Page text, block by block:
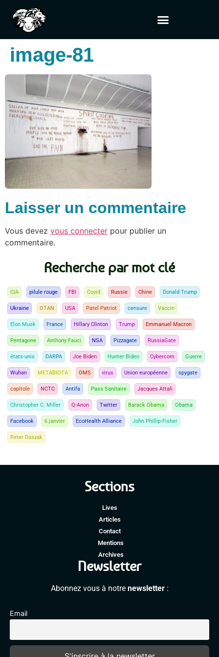
image-81
Laisser un commentaire
Vous devez vous connecter pour publier un
commentaire.
Recherche par mot clé
CIA pilule rouge FBI Covid Russie Chine Donald Trump
Ukraine OTAN USA Patel Patriot censure Vaccin
Elon Musk France Hillary Clinton Trump Emmanuel Macron
Pentagone Anthony Fauci NSA Pizzagate RussiaGate
états-unis DARPA Joe Biden Hunter Biden Cybercom Guerre
Wuhan METABIOTA OMS virus Union européenne spygate
capitole NCTC Antifa Pass Sanitaire Jacques Attali
Christopher C. Miller Q-Anon Twitter Barack Obama Obama
Facebook 6 janvier EcoHealth Alliance John Phillip Fisher
Peter Daszak
Sections
Lives
Articles
Contact
Mentions
Archives
Newsletter
Abonnez vous à notre newsletter:
Email